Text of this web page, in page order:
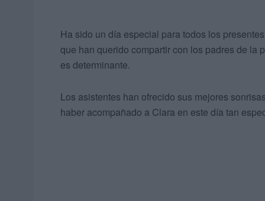
Ha sido un día especial para todos los
que han querido compartir con los padres de la
es determinante.
Los asistentes han ofrecido sus mejores
haber acompañado a Clara en este día tan